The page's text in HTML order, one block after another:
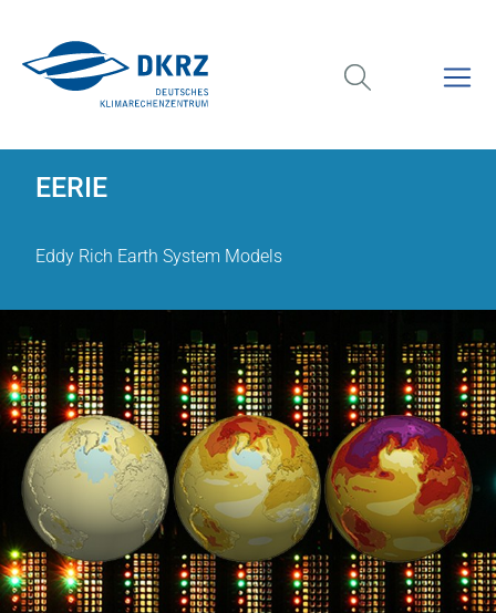
EERIE
Eddy Rich Earth System Models